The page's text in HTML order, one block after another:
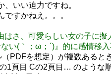
いい迫力ですね。
すかねえ。。。
はさ、可愛らしい女の子に
い(｀；ω；´)』的に感情移入
PDFを想定）が複数ある
頁目 Cの2頁目… のような